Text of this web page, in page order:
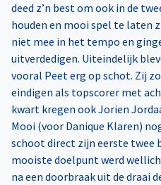
deed z’n best om ook in de
houden en mooi spel te laten
niet mee in het tempo en
uitverdedigen. Uiteindelijk
vooral Peet erg op schot. Zij
eindigen als topscorer met
kwart kregen ook Jorien
Mooi (voor Danique Klaren)
schoot direct zijn eerste twee
mooiste doelpunt werd
na een doorbraak uit de draai